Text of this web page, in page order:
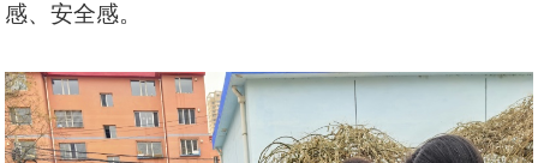
感、安全感。